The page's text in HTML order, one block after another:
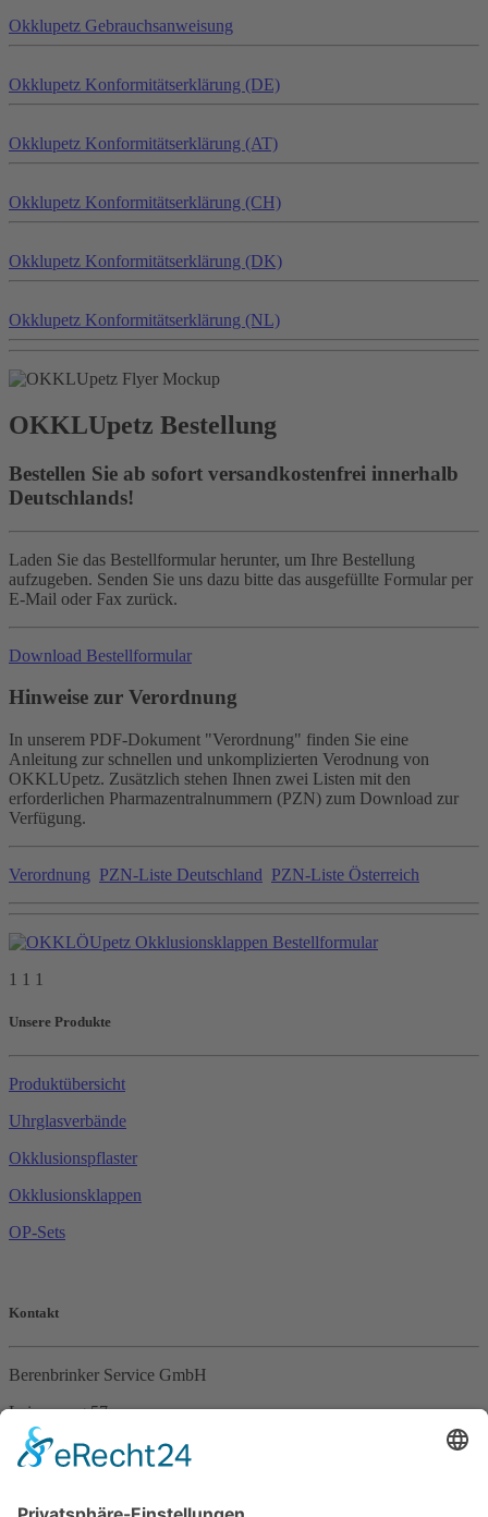
Okklupetz Gebrauchsanweisung
Okklupetz Konformitätserklärung (DE)
Okklupetz Konformitätserklärung (AT)
Okklupetz Konformitätserklärung (CH)
Okklupetz Konformitätserklärung (DK)
Okklupetz Konformitätserklärung (NL)
OKKLUpetz Bestellung
Bestellen Sie ab sofort versandkostenfrei innerhalb
Deutschlands!
Laden Sie das Bestellformular herunter, um Ihre Bestellung
aufzugeben. Senden Sie uns dazu bitte das ausgefüllte Formular per
E-Mail oder Fax zurück.
Download Bestellformular
Hinweise zur Verordnung
In unserem PDF-Dokument "Verordnung" finden Sie eine
Anleitung zur schnellen und unkomplizierten Verodnung von
OKKLUpetz. Zusätzlich stehen Ihnen zwei Listen mit den
erforderlichen Pharmazentralnummern (PZN) zum Download zur
Verfügung.
Verordnung PZN-Liste Deutschland PZN-Liste Österreich
1 1 1
Unsere Produkte
Produktübersicht
Uhrglasverbände
Okklusionspflaster
Okklusionsklappen
OP-Sets
Kontakt
Berenbrinker Service GmbH
Leinenweg 57
33415 Verl